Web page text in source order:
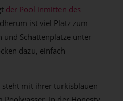
der Pool inmitten des
ist viel Platz zum
und Schattenplätze unter
dazu, einfach
mit ihrer türkisblauen